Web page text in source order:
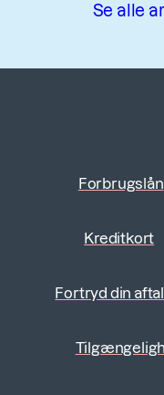
Se alle
Forbrugslån
Kreditkort
Fortryd din